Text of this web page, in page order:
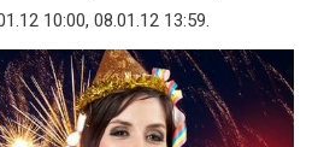
10:00, 08.01.12 13:59.